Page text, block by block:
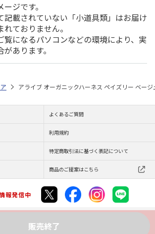
ジです。
記載されていない「小道具類」はお届け
ておりません。
覧になるパソコンなどの環境により、実
あります。
販売終了
アライブ オーガニックハーネス ペイズリー ベージ
よくあるご質問
利用規約
特定商取引法に基づく表記について
商品のご提案はこちら
報発信中